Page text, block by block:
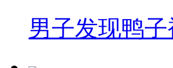
男子发现鸭